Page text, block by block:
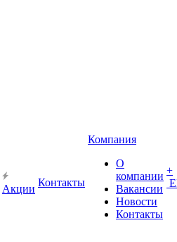
Акции
Контакты
Компания
О
компании
Вакансии
Новости
Контакты
+